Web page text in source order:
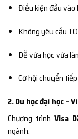
Điều kiện đầu vào
Không yêu cầu
Dễ vừa học vừa
Cơ hội chuyển
2. Du học đại học –
Chương trìnhVisa
ngành: